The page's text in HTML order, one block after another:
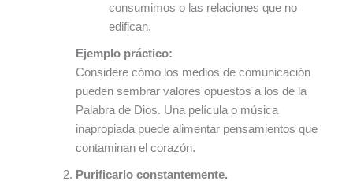
consumimos o las relaciones que no
edifican.
Ejemplo práctico:
Considere cómo los medios de comunicación
pueden sembrar valores opuestos a los de la
Palabra de Dios. Una película o música
inapropiada puede alimentar pensamientos que
contaminan el corazón.
Purificarlo constantemente.